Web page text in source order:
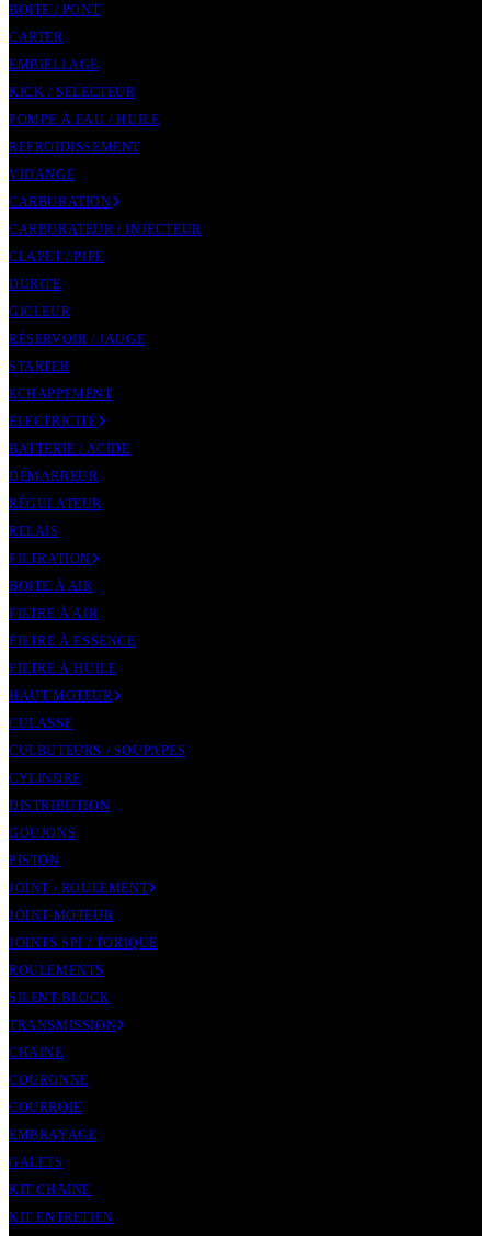
BOITE / PONT
CARTER
EMBIELLAGE
KICK / SELECTEUR
POMPE À EAU / HUILE
REFROIDISSEMENT
VIDANGE
CARBURATION
CARBURATEUR / INJECTEUR
CLAPET / PIPE
DURITE
GICLEUR
RÉSERVOIR / JAUGE
STARTER
ECHAPPEMENT
ELECTRICITÉ
BATTERIE / ACIDE
DÉMARREUR
RÉGULATEUR
RELAIS
FILTRATION
BOITE À AIR
FILTRE À AIR
FILTRE À ESSENCE
FILTRE À HUILE
HAUT MOTEUR
CULASSE
CULBUTEURS / SOUPAPES
CYLINDRE
DISTRIBUTION
GOUJONS
PISTON
JOINT / ROULEMENT
JOINT MOTEUR
JOINTS SPI / TORIQUE
ROULEMENTS
SILENT BLOCK
TRANSMISSION
CHAINE
COURONNE
COURROIE
EMBRAYAGE
GALETS
KIT CHAINE
KIT ENTRETIEN